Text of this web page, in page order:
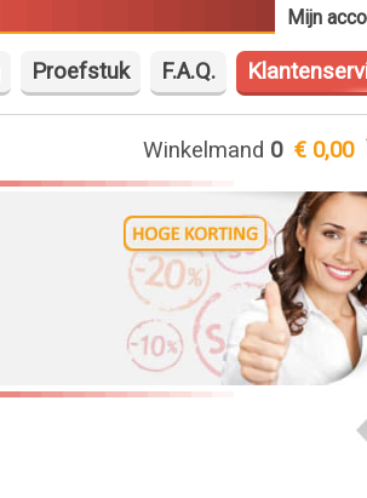
Mijn
Proefstuk F.A.Q.
Winkelmand 0 € 0,00